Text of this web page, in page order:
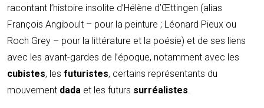
racontant l’histoire insolite d’Hélène d’Œttingen (alias
François Angiboult – pour la peinture ; Léonard Pieux ou
Roch Grey – pour la littérature et la poésie) et de ses liens
avec les avant-gardes de l’époque, notamment avec les
cubistes, les futuristes, certains représentants du
mouvement dada et les futurs surréalistes.